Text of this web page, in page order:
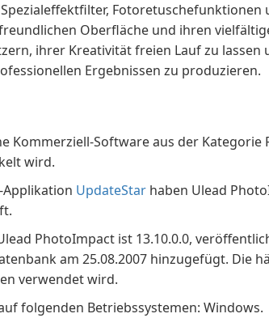
Oberfläche und ihren
ihrer Kreativität freien Lauf zu lassen
Ergebnissen zu produzieren.
Kommerziell-Software aus der Kategorie
wird.
UpdateStar haben Ulead
PhotoImpact ist 13.10.0.0,
am 25.08.2007 hinzugefügt. Die
verwendet wird.
folgenden Betriebssystemen: Windows.